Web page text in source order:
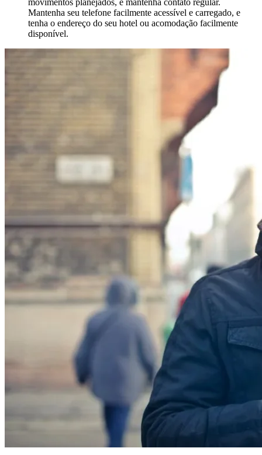
Mantenha seu telefone facilmente acessível e carregado, e
tenha o endereço do seu hotel ou acomodação facilmente
disponível.